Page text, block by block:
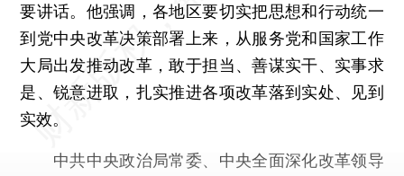
要讲话。他强调，各地区要切实把思想和行动统一
到党中央改革决策部署上来，从服务党和国家工作
大局出发推动改革，敢于担当、善谋实干、实事求
是、锐意进取，扎实推进各项改革落到实处、见到
实效。
中共中央政治局常委、中央全面深化改革领导